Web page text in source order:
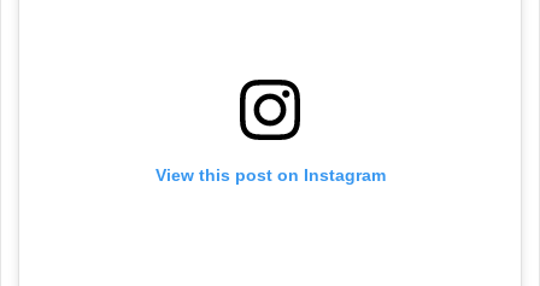
View this post on Instagram